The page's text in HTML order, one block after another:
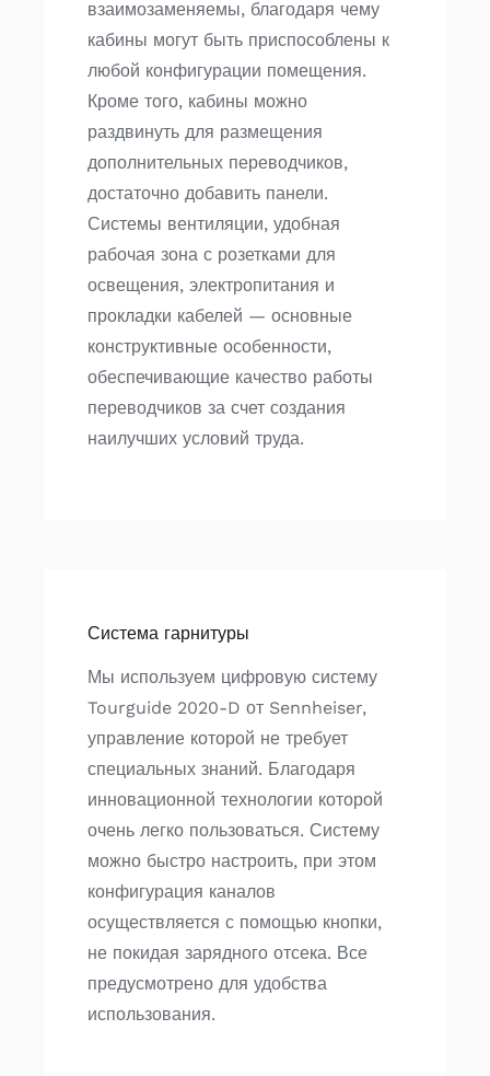
взаимозаменяемы, благодаря чему
кабины могут быть приспособлены к
любой конфигурации помещения.
Кроме того, кабины можно
раздвинуть для размещения
дополнительных переводчиков,
достаточно добавить панели.
Системы вентиляции, удобная
рабочая зона с розетками для
освещения, электропитания и
прокладки кабелей — основные
конструктивные особенности,
обеспечивающие качество работы
переводчиков за счет создания
наилучших условий труда.
Система гарнитуры
Мы используем цифровую систему
Tourguide 2020-D от Sennheiser,
управление которой не требует
специальных знаний. Благодаря
инновационной технологии которой
очень легко пользоваться. Систему
можно быстро настроить, при этом
конфигурация каналов
осуществляется с помощью кнопки,
не покидая зарядного отсека. Все
предусмотрено для удобства
использования.